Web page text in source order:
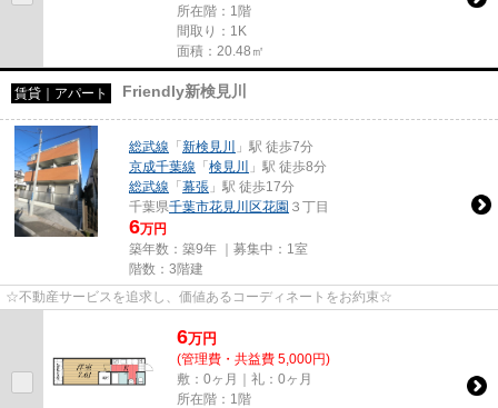
所在階：1階
間取り：1K
面積：20.48㎡
賃貸｜アパート Friendly新検見川
総武線 「新検見川
」駅 徒歩7分
京成千葉線 「検見川
」駅 徒歩8分
総武線 「幕張 」駅 徒歩17分
千葉県千葉市花見川区花園 ３丁目
6万円
築年数：築9年 ｜募集中： 1室
階数：3階建
☆不動産サービスを追求し、価値あるコーディネートをお約束☆
6万円
(管理費・共益費 5,000円)
敷：0ヶ月｜礼：0ヶ月
所在階：1階